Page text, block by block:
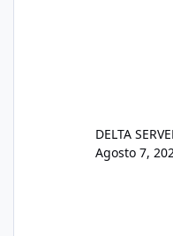
DELTA
Agosto 7,